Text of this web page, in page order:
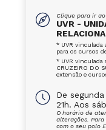
Clique para ir
UVR -
* UVR vinculada
para os cursos
* UVR vinculada
CRUZEIRO DO
extensão e
De
21h. Aos
O horário de
alterações.
com o seu polo